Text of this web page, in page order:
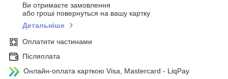
Ви отримаєте замовлення
або гроші повернуться на вашу картку
Детальніше
Оплатити частинами
Післяплата
Онлайн-оплата карткою Visa, Mastercard - LiqPay